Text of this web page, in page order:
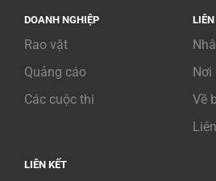
DOANH NGHIỆP
Rao vặt
Quảng cáo
Các cuộc thi
Nơi
Về
LIÊN KẾT